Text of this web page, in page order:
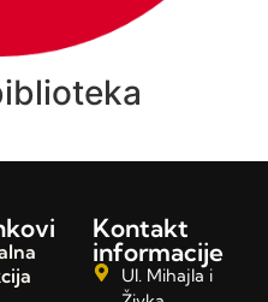
Kontakt
informacije
Ul. Mihajla i